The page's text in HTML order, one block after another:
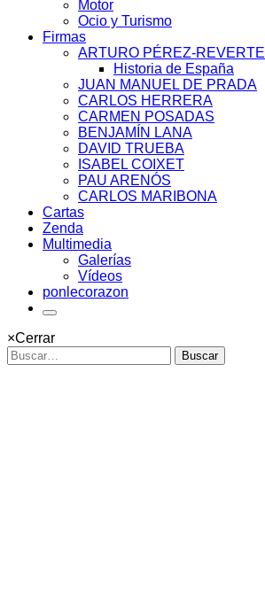
Motor
Ocio y Turismo
Firmas
ARTURO PÉREZ-REVERTE
Historia de España
JUAN MANUEL DE PRADA
CARLOS HERRERA
CARMEN POSADAS
BENJAMÍN LANA
DAVID TRUEBA
ISABEL COIXET
PAU ARENÓS
CARLOS MARIBONA
Cartas
Zenda
Multimedia
Galerías
Vídeos
ponlecorazon
×Cerrar
Buscar